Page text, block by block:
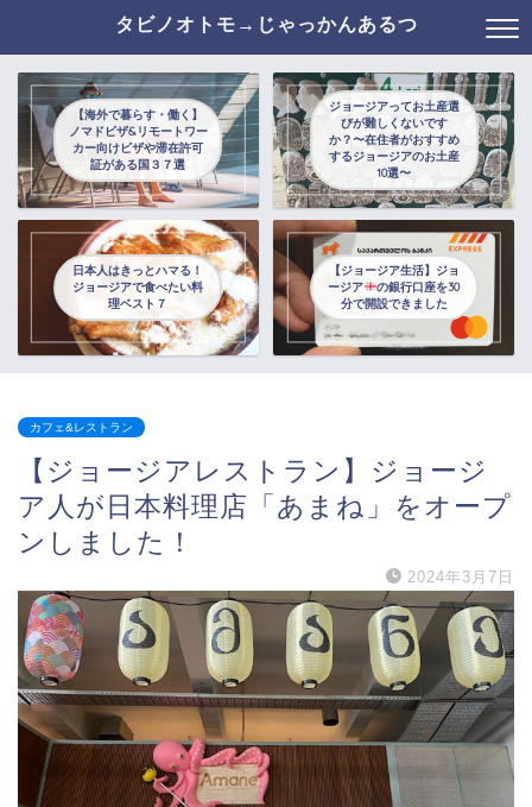
タビノオトモ→じゃっかんあるつ
【海外で暮らす・働く】
ノマドビザ&リモートワー
カー向けビザや滞在許可
証がある国３７選
ジョージアってお土産選
びが難しくないです
か？〜在住者がおすすめ
するジョージアのお土産
10選〜
日本人はきっとハマる！
ジョージアで食べたい料
理ベスト７
【ジョージア生活】ジョ
ージア
の銀行口座を30
分で開設できました
カフェ&レストラン
【ジョージアレストラン】ジョージ
ア人が日本料理店「あまね」をオープ
ンしました！
2024年3月7日